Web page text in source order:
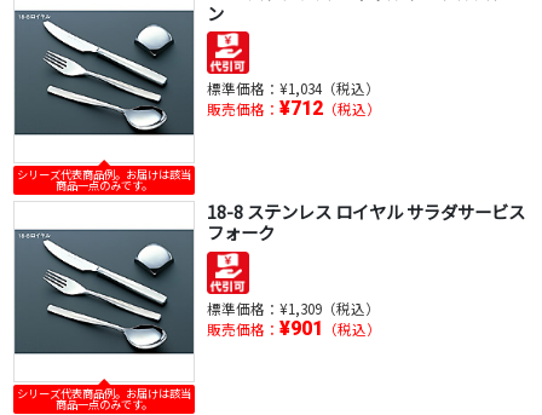
シリーズ代表商品例。お届けは該当
商品一点のみです。
ン
標準価格： ¥1,034（税込）
販売価格： ¥712（税込）
シリーズ代表商品例。お届けは該当
商品一点のみです。
18-8 ステンレス ロイヤル サラダサービス
フォーク
標準価格： ¥1,309（税込）
販売価格： ¥901 （税込）